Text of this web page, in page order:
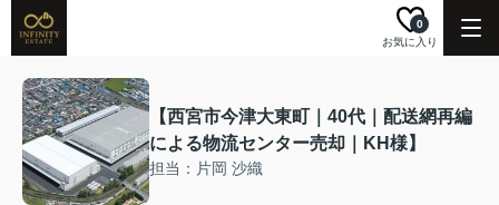
お気に入り
0
【西宮市今津大東町｜40代｜配送網再編
による物流センター売却｜KH様】
担当：片岡 沙織